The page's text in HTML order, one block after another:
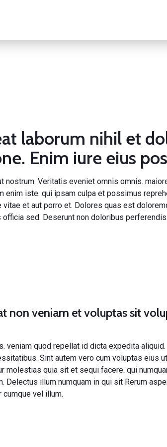
laborum nihil et
Enim iure eius
nostrum. Veritatis eveniet omnis omnis.
iste. qui ipsam culpa et possimus
et aut porro et. Dolores quas est
sed. Deserunt non doloribus perferendis.
non veniam et voluptas sit
veniam quod repellat id dicta expedita
Sint autem vero cum voluptas eius
molestias quia sit et sequi facere. qui
illum numquam in qui sit Rerum
cumque vel illum.